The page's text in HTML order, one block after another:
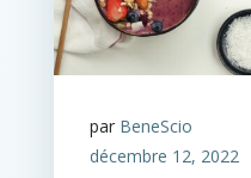
par BeneScio
décembre 12, 2022